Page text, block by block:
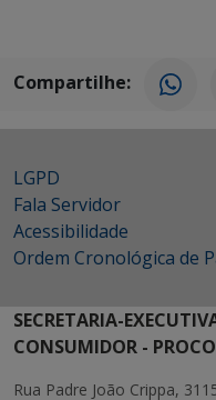
Compartilhe:
LGPD
Fala Servidor
Acessibilidade
Ordem Cronológica de
SECRETARIA-
CONSUMIDOR -
Rua Padre João Crippa,